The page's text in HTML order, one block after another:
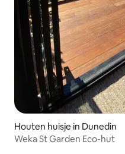
Houten huisje in Dunedin
Weka St Garden Eco-hut